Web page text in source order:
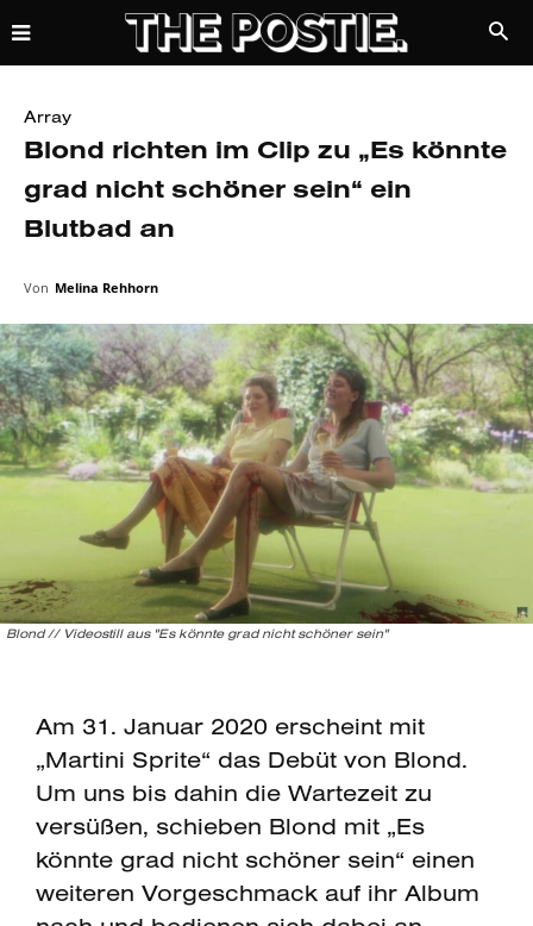
Array
Blond richten im Clip zu „Es könnte
grad nicht schöner sein“ ein
Blutbad an
Von Melina Rehhorn
Blond // Videostill aus "Es könnte grad nicht schöner sein"
Am 31. Januar 2020 erscheint mit
„Martini Sprite“ das Debüt von Blond.
Um uns bis dahin die Wartezeit zu
versüßen, schieben Blond mit „Es
könnte grad nicht schöner sein“ einen
weiteren Vorgeschmack auf ihr Album